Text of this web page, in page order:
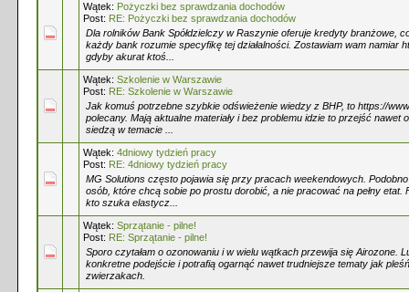
Wątek: Pożyczki bez sprawdzania dochodów
Post: RE: Pożyczki bez sprawdzania dochodów
Dla rolników Bank Spółdzielczy w Raszynie oferuje kredyty branżowe,
każdy bank rozumie specyfikę tej działalności. Zostawiam wam namiar
gdyby akurat ktoś...
Wątek: Szkolenie w Warszawie
Post: RE: Szkolenie w Warszawie
Jak komuś potrzebne szybkie odświeżenie wiedzy z BHP, to https://
polecany. Mają aktualne materiały i bez problemu idzie to przejść nawet
siedzą w temacie ...
Wątek: 4dniowy tydzień pracy
Post: RE: 4dniowy tydzień pracy
MG Solutions często pojawia się przy pracach weekendowych.
osób, które chcą sobie po prostu dorobić, a nie pracować na pełny etat.
kto szuka elastycz...
Wątek: Sprzątanie - pilne!
Post: RE: Sprzątanie - pilne!
Sporo czytałam o ozonowaniu i w wielu wątkach przewija się Airozone.
konkretne podejście i potrafią ogarnąć nawet trudniejsze tematy jak
zwierzakach.